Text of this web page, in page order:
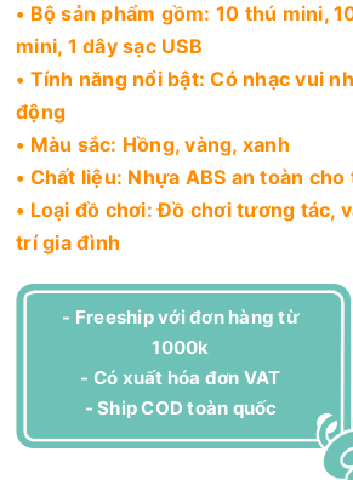
• Bộ sản phẩm gồm: 10 thú mini,
mini, 1 dây sạc USB
• Tính năng nổi bật: Có nhạc vui
động
• Màu sắc: Hồng, vàng, xanh
• Chất liệu: Nhựa ABS an toàn cho
• Loại đồ chơi: Đồ chơi tương tác,
trí gia đình
- Freeship với đơn hàng từ
1000k
- Có xuất hóa đơn VAT
- Ship COD toàn quốc